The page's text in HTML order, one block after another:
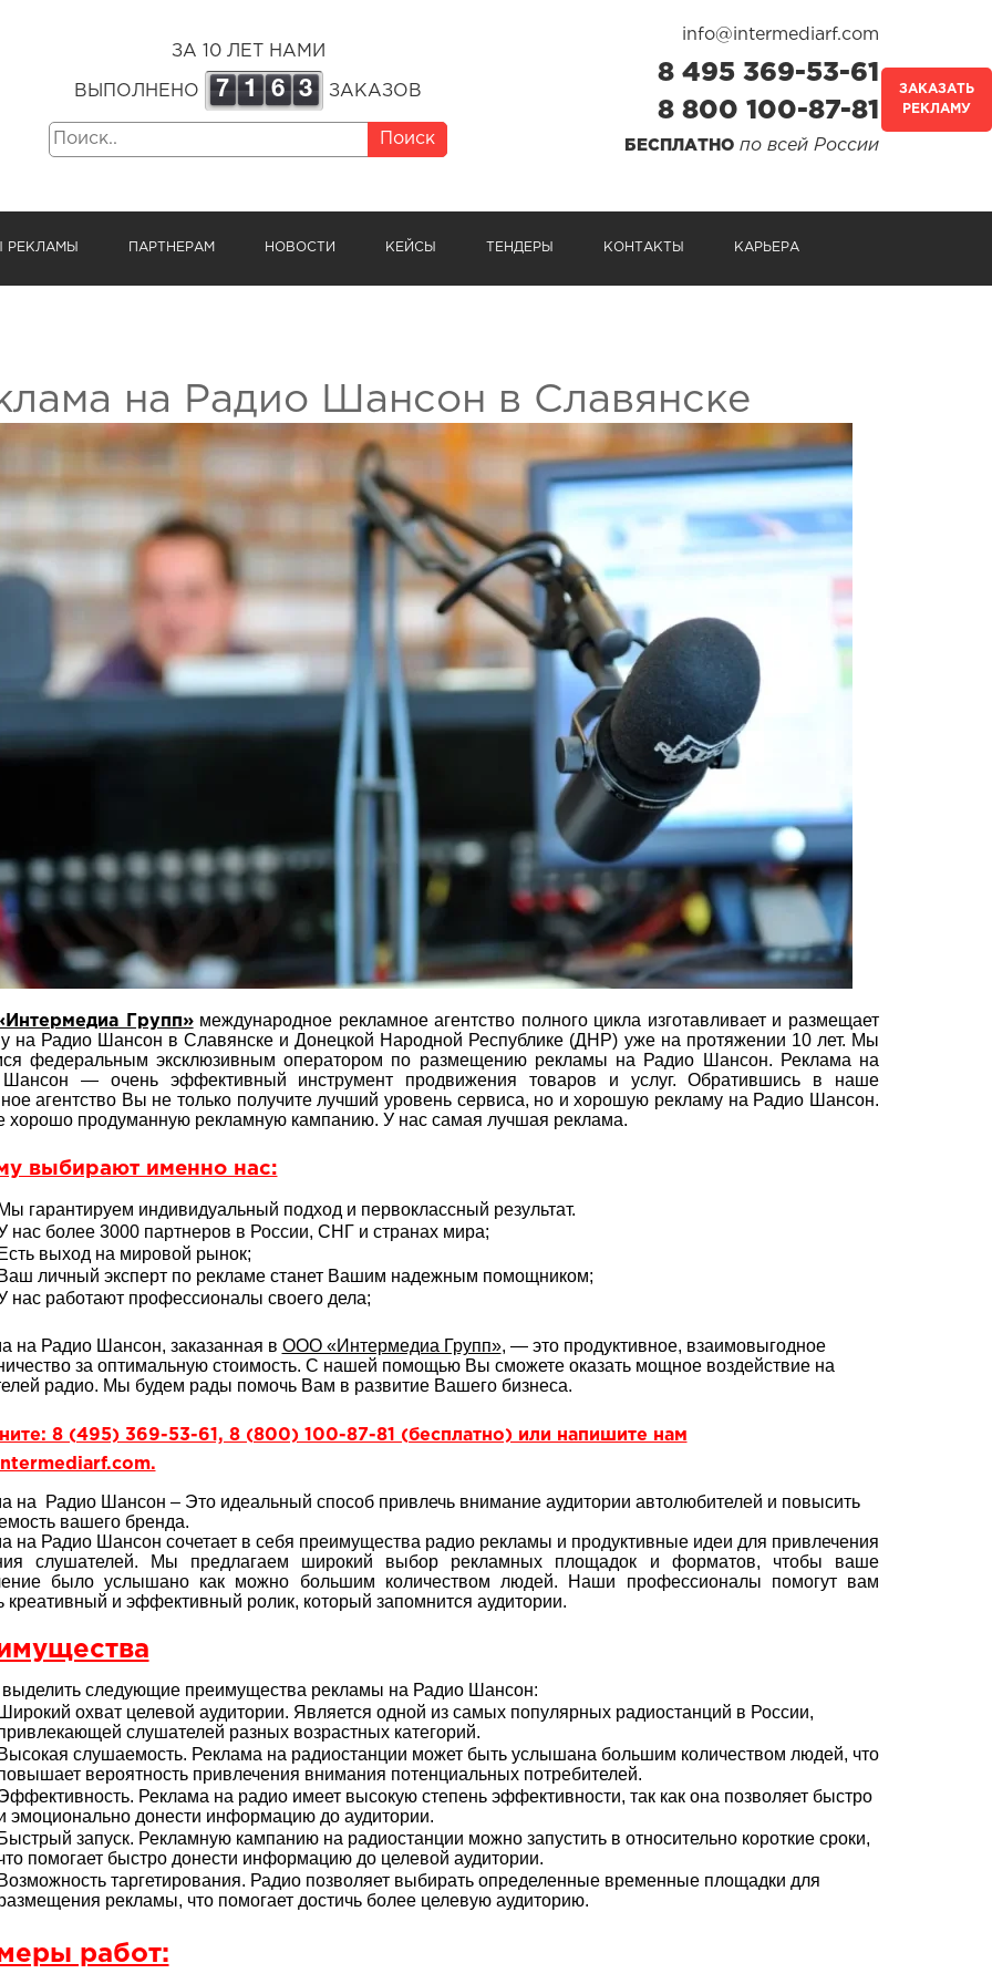
ЗА 10 ЛЕТ НАМИ
ВЫПОЛНЕНО 7 1 6 3 ЗАКАЗОВ
Поиск
info@intermediarf.com
8 495 369-53-61
8 800 100-87-81
БЕСПЛАТНО по всей России
РЕКЛАМЫ ПАРТНЕРАМ НОВОСТИ КЕЙСЫ ТЕНДЕРЫ КОНТАКТЫ КАРЬЕРА
ЗАКАЗАТЬ
РЕКЛАМУ
на Радио Шансон в Славянске
Групп»международное рекламное агентство полного цикла изготавливает и размещает
на Радио Шансон в Славянске и Донецкой Народной Республике (ДНР) уже на протяжении 10 лет. Мы
федеральным эксклюзивным оператором по размещению рекламы на Радио Шансон. Реклама на
— очень эффективный инструмент продвижения товаров и услуг. Обратившись в наше
агентство Вы не только получите лучший уровень сервиса, но и хорошую рекламу на Радио Шансон.
хорошо продуманную рекламную кампанию. У нас самая лучшая реклама.
выбирают именно нас:
гарантируем индивидуальный подход и первоклассный результат.
нас более 3000 партнеров в России, СНГ и странах мира;
выход на мировой рынок;
личный эксперт по рекламе станет Вашим надежным помощником;
нас работают профессионалы своего дела;
на Радио Шансон, заказанная в ООО «Интермедиа Групп», — это продуктивное, взаимовыгодное
за оптимальную стоимость. С нашей помощью Вы сможете оказать мощное воздействие на
радио. Мы будем рады помочь Вам в развитие Вашего бизнеса.
8 (495) 369-53-61, 8 (800) 100-87-81 (бесплатно) или напишите нам
на Радио Шансон – Это идеальный способ привлечь внимание аудитории автолюбителей и повысить
вашего бренда.
на Радио Шансон сочетает в себя преимущества радио рекламы и продуктивные идеи для привлечения
слушателей. Мы предлагаем широкий выбор рекламных площадок и форматов, чтобы ваше
было услышано как можно большим количеством людей. Наши профессионалы помогут вам
креативный и эффективный ролик, который запомнится аудитории.
следующие преимущества рекламы на Радио Шансон:
охват целевой аудитории. Является одной из самых популярных радиостанций в России,
слушателей разных возрастных категорий.
слушаемость. Реклама на радиостанции может быть услышана большим количеством людей, что
вероятность привлечения внимания потенциальных потребителей.
Реклама на радио имеет высокую степень эффективности, так как она позволяет быстро
эмоционально донести информацию до аудитории.
запуск. Рекламную кампанию на радиостанции можно запустить в относительно короткие сроки,
помогает быстро донести информацию до целевой аудитории.
таргетирования. Радио позволяет выбирать определенные временные площадки для
рекламы, что помогает достичь более целевую аудиторию.
работ: